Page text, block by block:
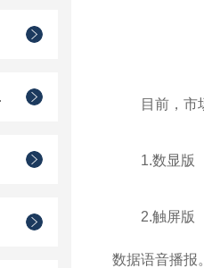
目前，市
1.数显版
2.触屏版
数据语音播报